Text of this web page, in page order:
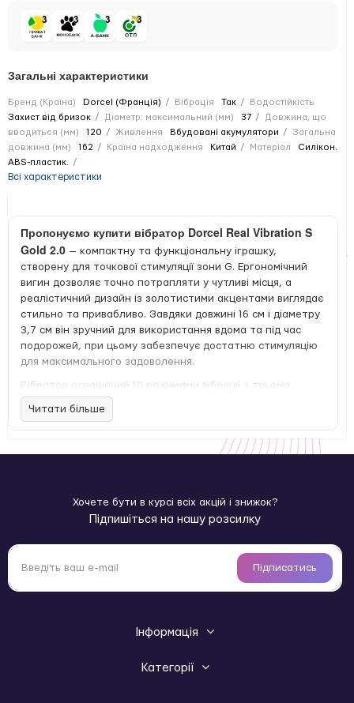
Загальні характеристики
Бренд (Країна) Dorcel (Франція) Вібрація Так
Водостійкість
Захист від бризок
Діаметр: максимальний (мм) 37
Довжина, що
вводиться (мм)
120 Живлення Вбудовані акумулятори
Загальна
довжина (мм)
162 Країна надходження Китай Матеріал
Силікон.
ABS-пластик.
Всі характеристики
Пропонуємо купити вібратор Dorcel Real Vibration S
Gold 2.0 — компактну та функціональну іграшку,
створену для точкової стимуляції зони G. Ергономічний
вигин дозволяє точно потрапляти у чутливі місця, а
реалістичний дизайн із золотистими акцентами виглядає
стильно та привабливо. Завдяки довжині 16 см і діаметру
3,7 см він зручний для використання вдома та під час
подорожей, при цьому забезпечує достатню стимуляцію
для максимального задоволення.
Вібратор оснащений 10 режимами вібрації з трьома
рівнями інтенсивності, а водостійкий корпус і покриття з
м’якого силікону роблять використання комфортним і
забезпечує тривалу роботу без потреби в батарейках. У
10 режимів глибокої вібрації: 3 швидкості та 10
Ергономічний вигин для точкової стимуляції зони G
100% м’який та шовковистий силікон
Компактний розмір: довжина 16 см, діаметр 3,7 см
Вбудований акумулятор
Додаткові параметри:
Бренд/Країна: Dorcel (Франція)
Читати більше
Хочете бути в курсі всіх акцій і знижок?
Підпишіться на нашу розсилку
Підписатись
Інформація
Категорії